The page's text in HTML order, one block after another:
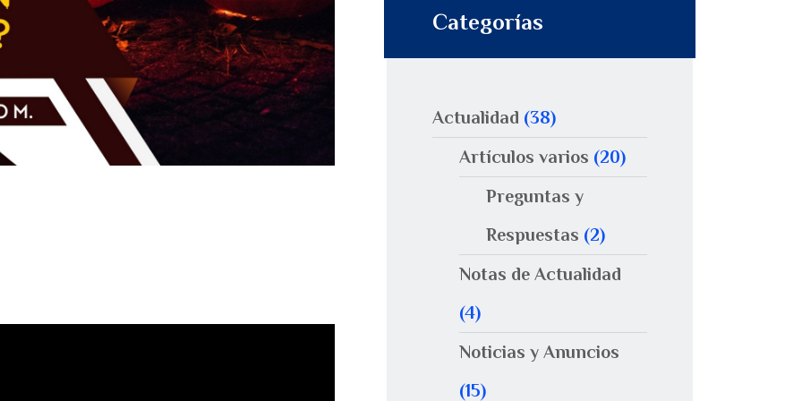
Categorías
Actualidad (38)
Artículos varios (20)
Preguntas y
Respuestas (2)
Notas de Actualidad
(4)
Noticias y Anuncios
(15)